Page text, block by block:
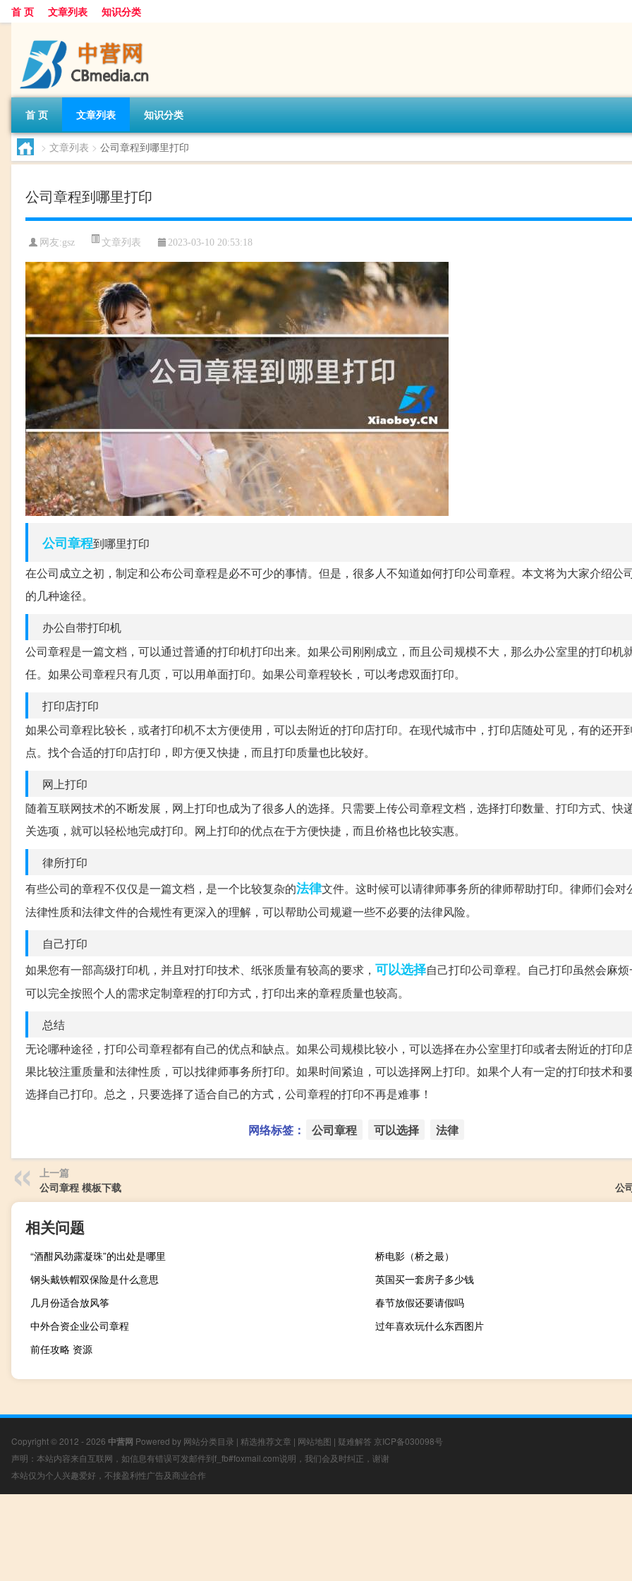
首 页 文章列表 知识分类
首 页 文章列表 知识分类
> 文章列表 > 公司章程到哪里打印
公司章程到哪里打印
网友:gsz 文章列表 2023-03-10 20:53:18
公司章程到哪里打印
在公司成立之初，制定和公布公司章程是必不可少的事情。但是，很多人不知道如何打印公司章程。本文将为大家介绍公
的几种途径。
办公自带打印机
公司章程是一篇文档，可以通过普通的打印机打印出来。如果公司刚刚成立，而且公司规模不大，那么办公室里的打印机
任。如果公司章程只有几页，可以用单面打印。如果公司章程较长，可以考虑双面打印。
打印店打印
如果公司章程比较长，或者打印机不太方便使用，可以去附近的打印店打印。在现代城市中，打印店随处可见，有的还开
点。找个合适的打印店打印，即方便又快捷，而且打印质量也比较好。
网上打印
随着互联网技术的不断发展，网上打印也成为了很多人的选择。只需要上传公司章程文档，选择打印数量、打印方式、快
关选项，就可以轻松地完成打印。网上打印的优点在于方便快捷，而且价格也比较实惠。
律所打印
有些公司的章程不仅仅是一篇文档，是一个比较复杂的法律文件。这时候可以请律师事务所的律师帮助打印。律师们会对
法律性质和法律文件的合规性有更深入的理解，可以帮助公司规避一些不必要的法律风险。
自己打印
如果您有一部高级打印机，并且对打印技术、纸张质量有较高的要求， 可以选择自己打印公司章程。自己打印虽然会麻
可以完全按照个人的需求定制章程的打印方式，打印出来的章程质量也较高。
总结
无论哪种途径，打印公司章程都有自己的优点和缺点。如果公司规模比较小，可以选择在办公室里打印或者去附近的打印
果比较注重质量和法律性质，可以找律师事务所打印。如果时间紧迫，可以选择网上打印。如果个人有一定的打印技术和
选择自己打印。总之，只要选择了适合自己的方式，公司章程的打印不再是难事！
网络标签： 公司章程 可以选择 法律
上一篇
公司章程 模板下载
公
相关问题
“酒酣风劲露凝珠”的出处是哪里
桥电影（桥之最）
钢头戴铁帽双保险是什么意思
英国买一套房子多少钱
几月份适合放风筝
春节放假还要请假吗
中外合资企业公司章程
过年喜欢玩什么东西图片
前任攻略 资源
Copyright © 2012 - 2026 中营网 Powered by 网站分类目录 | 精选推荐文章 | 网站地图 | 疑难解答 京ICP备030098号
声明：本站内容来自互联网，如信息有错误可发邮件到f_fb#foxmail.com说明，我们会及时纠正，谢谢
本站仅为个人兴趣爱好，不接盈利性广告及商业合作